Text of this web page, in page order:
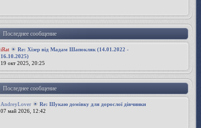
Последнее сообщение
iRat
Re: Хізер від Мадам Шапокляк (14.01.2022 -
16.10.2025)
19 окт 2025, 20:25
Последнее сообщение
AndreyLover
Re: Шукаю домівку для дорослої дівчинки
07 май 2026, 12:42